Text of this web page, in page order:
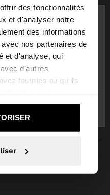
des fonctionnalités
et d'analyser notre
des informations
nos partenaires de
et d'analyse, qui
d'autres
fournies ou qu'ils
×
Lebanon. Voulez-vous
States?